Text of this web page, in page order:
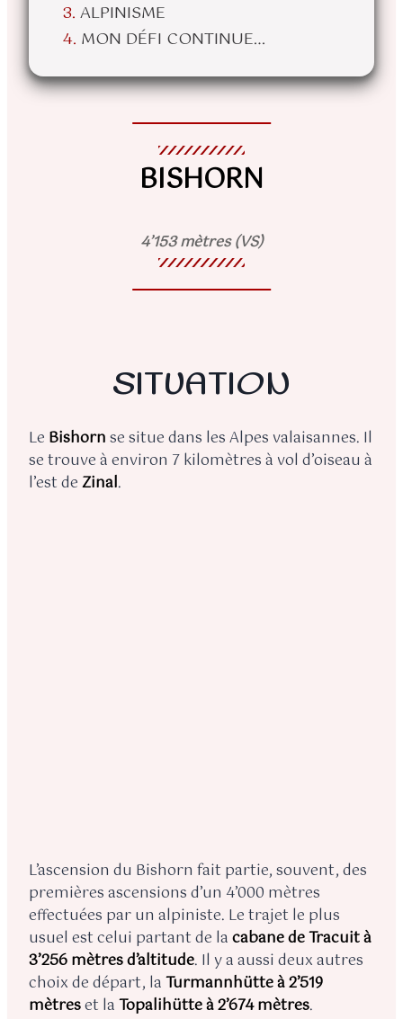
ALPINISME
MON DÉFI CONTINUE…
BISHORN
4’153 mètres (VS)
SITUATION
Le Bishornse situe dans les Alpes valaisannes. Il
se trouve à environ 7 kilomètres à vol d’oiseau à
l’est deZinal.
L’ascension du Bishorn fait partie, souvent, des
premières ascensions d’un 4’000 mètres
effectuées par un alpiniste. Le trajet le plus
usuel est celui partant de lacabane de Tracuit à
3’256 mètres d’altitude. Il y a aussi deux autres
choix de départ, laTurmannhütte à 2’519
mètreset laTopalihütte à 2’674 mètres.